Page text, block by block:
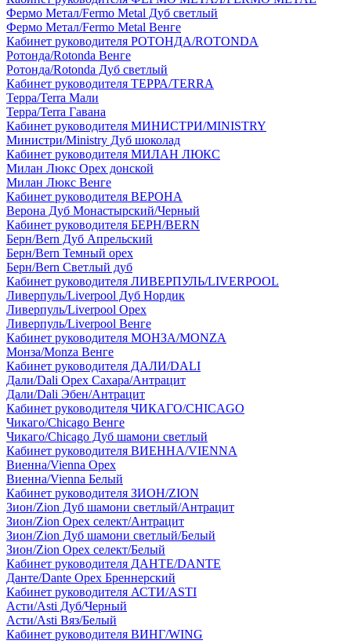
Фермо Метал/Fermo Metal Дуб светлый
Фермо Метал/Fermo Metal Венге
Кабинет руководителя РОТОНДА/ROTONDA
Ротонда/Rotonda Венге
Ротонда/Rotonda Дуб светлый
Кабинет руководителя ТЕРРА/TERRA
Терра/Terra Мали
Терра/Terra Гавана
Кабинет руководителя МИНИСТРИ/MINISTRY
Министри/Ministry Дуб шоколад
Кабинет руководителя МИЛАН ЛЮКС
Милан Люкс Орех донской
Милан Люкс Венге
Кабинет руководителя ВЕРОНА
Верона Дуб Монастырский/Черный
Кабинет руководителя БЕРН/BERN
Берн/Bern Дуб Апрельский
Берн/Bern Темный орех
Берн/Bern Светлый дуб
Кабинет руководителя ЛИВЕРПУЛЬ/LIVERPOOL
Ливерпуль/Liverpool Дуб Нордик
Ливерпуль/Liverpool Орех
Ливерпуль/Liverpool Венге
Кабинет руководителя МОНЗА/MONZA
Монза/Monza Венге
Кабинет руководителя ДАЛИ/DALI
Дали/Dali Орех Cахара/Антрацит
Дали/Dali Эбен/Антрацит
Кабинет руководителя ЧИКАГО/CHICAGO
Чикаго/Chicago Венге
Чикаго/Chicago Дуб шамони светлый
Кабинет руководителя ВИЕННА/VIENNA
Виенна/Vienna Орех
Виенна/Vienna Белый
Кабинет руководителя ЗИОН/ZION
Зион/Zion Дуб шамони светлый/Антрацит
Зион/Zion Орех селект/Антрацит
Зион/Zion Дуб шамони светлый/Белый
Зион/Zion Орех селект/Белый
Кабинет руководителя ДАНТЕ/DANTE
Данте/Dante Орех Бреннерский
Кабинет руководителя АСТИ/ASTI
Асти/Asti Дуб/Черный
Асти/Asti Вяз/Белый
Кабинет руководителя ВИНГ/WING